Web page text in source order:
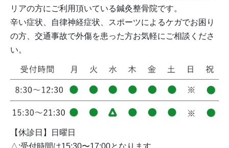
リアの方にご利用頂いている鍼灸整骨院です。
辛い症状、自律神経症状、スポーツによるケガでお困り
の方、交通事故で外傷を患った方お気軽にご相談くださ
い。
【休診日】日曜日
△:受付時間は15:30〜17:00となります